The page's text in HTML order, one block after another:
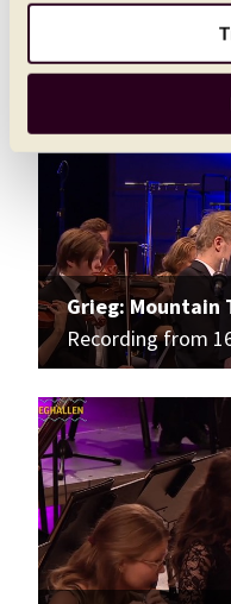
Recording from
Grieg: Mountain
Recording from